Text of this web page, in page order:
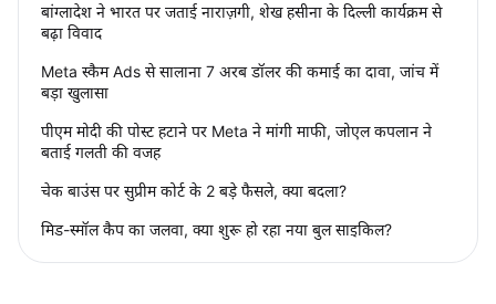
बांग्लादेश ने भारत पर जताई नाराज़गी, शेख हसीना के दिल्ली कार्यक्रम से
बढ़ा विवाद
Meta स्कैम Ads से सालाना 7 अरब डॉलर की कमाई का दावा, जांच में
बड़ा खुलासा
पीएम मोदी की पोस्ट हटाने पर Meta ने मांगी माफी, जोएल कपलान ने
बताई गलती की वजह
चेक बाउंस पर सुप्रीम कोर्ट के 2 बड़े फैसले, क्या बदला?
मिड-स्मॉल कैप का जलवा, क्या शुरू हो रहा नया बुल साइकिल?